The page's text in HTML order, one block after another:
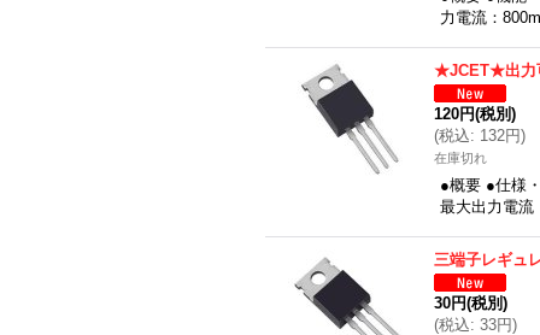
力電流：
★JCET★出力
120円(税別)
(税込: 132円)
在庫切れ
●概要 ●仕様
最大出力電流
三端子レギュ
30円(税別)
(税込: 33円)